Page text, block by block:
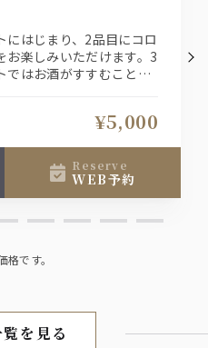
にはじまり、2品目にコロ
お楽しみいただけます。3
ではお酒がすすむこと間
¥5,000
reserve
WEB予約
です。
を見る